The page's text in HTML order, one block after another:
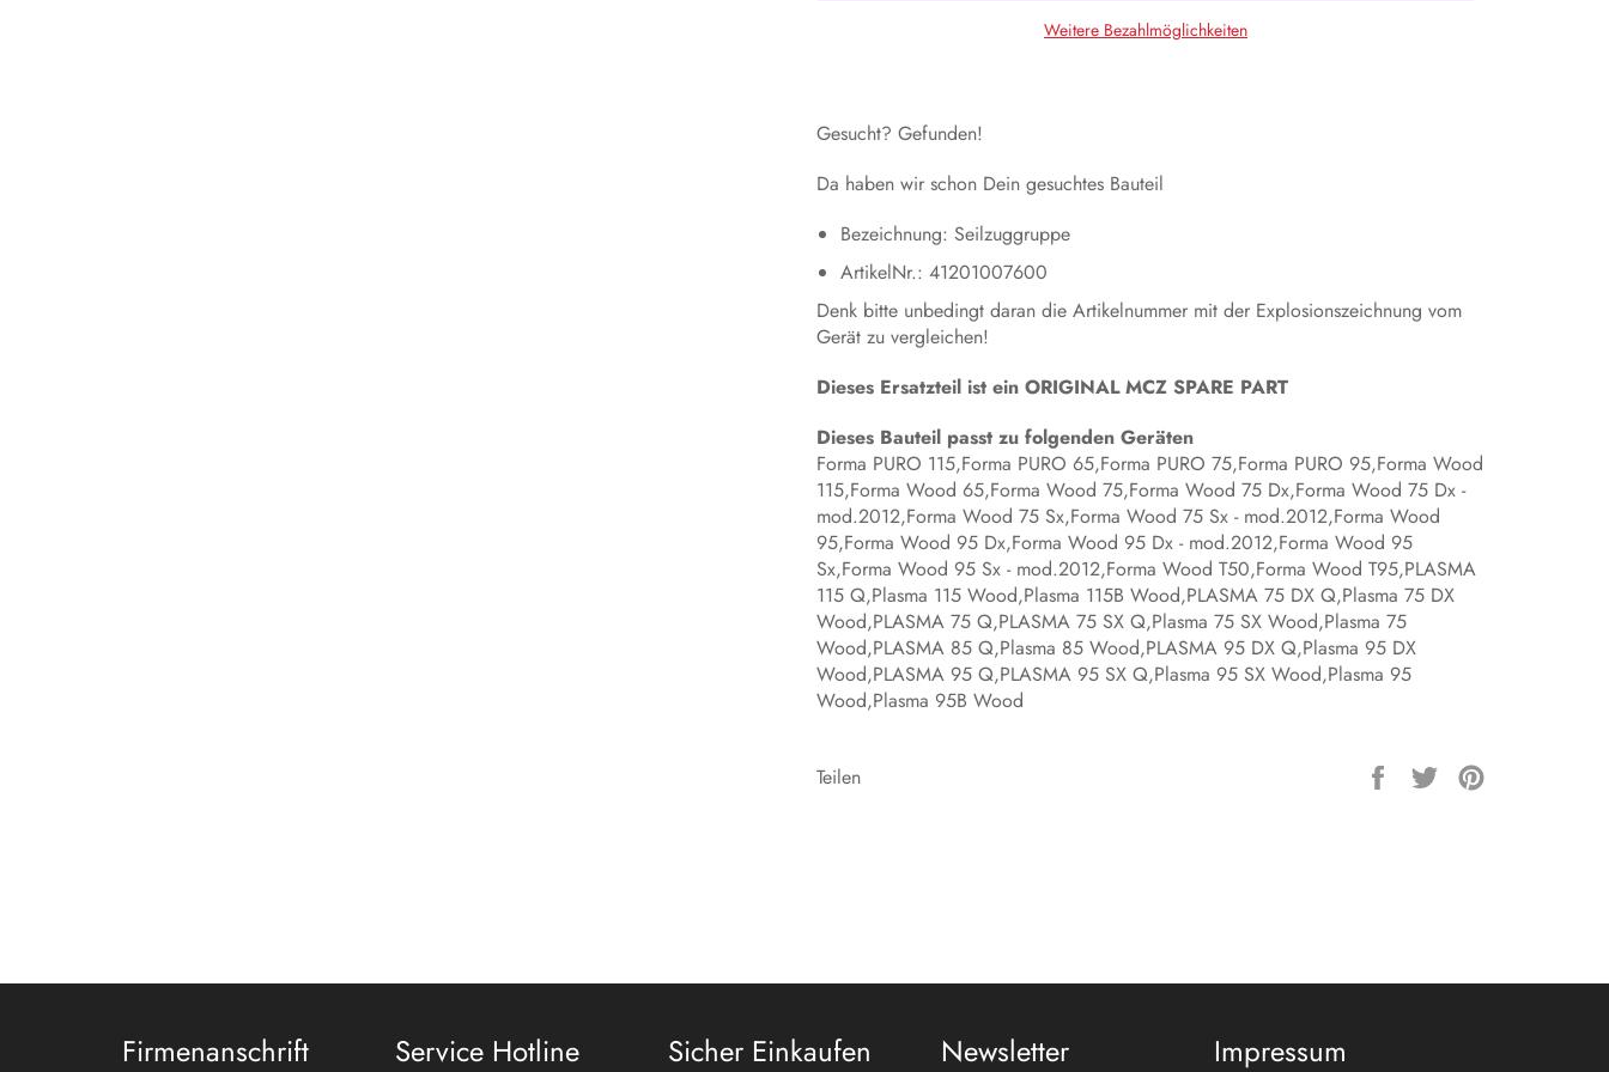
Weitere Bezahlmöglichkeiten
Gesucht? Gefunden!
Da haben wir schon Dein gesuchtes Bauteil
Bezeichnung: Seilzuggruppe
ArtikelNr.: 41201007600
Denk bitte unbedingt daran die Artikelnummer mit der Explosionszeichnung vom
Gerät zu vergleichen!
Dieses Ersatzteil ist ein ORIGINAL MCZ SPARE PART
Dieses Bauteil passt zu folgenden Geräten
Forma PURO 115,Forma PURO 65,Forma PURO 75,Forma PURO 95,Forma Wood
115,Forma Wood 65,Forma Wood 75,Forma Wood 75 Dx,Forma Wood 75 Dx -
mod.2012,Forma Wood 75 Sx,Forma Wood 75 Sx - mod.2012,Forma Wood
95,Forma Wood 95 Dx,Forma Wood 95 Dx - mod.2012,Forma Wood 95
Sx,Forma Wood 95 Sx - mod.2012,Forma Wood T50,Forma Wood T95,PLASMA
115 Q,Plasma 115 Wood,Plasma 115B Wood,PLASMA 75 DX Q,Plasma 75 DX
Wood,PLASMA 75 Q,PLASMA 75 SX Q,Plasma 75 SX Wood,Plasma 75
Wood,PLASMA 85 Q,Plasma 85 Wood,PLASMA 95 DX Q,Plasma 95 DX
Wood,PLASMA 95 Q,PLASMA 95 SX Q,Plasma 95 SX Wood,Plasma 95
Wood,Plasma 95B Wood
Teilen
Auf
Auf
Firmenanschrift Service Hotline Sicher Einkaufen Newsletter Impressum